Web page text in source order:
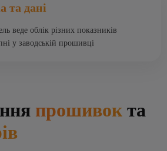
та дані
веде облік різних показників
у заводській прошивці
прошивок та